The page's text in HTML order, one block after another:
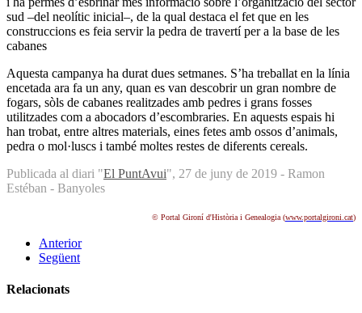
sud –del neolític inicial–, de la qual destaca el fet que en les
construccions es feia servir la pedra de travertí per a la base de les
cabanes
Aquesta campanya ha durat dues setmanes. S’ha treballat en la línia
encetada ara fa un any, quan es van descobrir un gran nombre de
fogars, sòls de cabanes realitzades amb pedres i grans fosses
utilitzades com a abocadors d’escombraries. En aquests espais hi
han trobat, entre altres materials, eines fetes amb ossos d’animals,
pedra o mol·luscs i també moltes restes de diferents cereals.
Publicada al diari "El PuntAvui", 27 de juny de 2019 - Ramon
Estéban - Banyoles
© Portal Gironí d'Història i Genealogia (www.portalgironi.cat)
Anterior
Següent
Relacionats